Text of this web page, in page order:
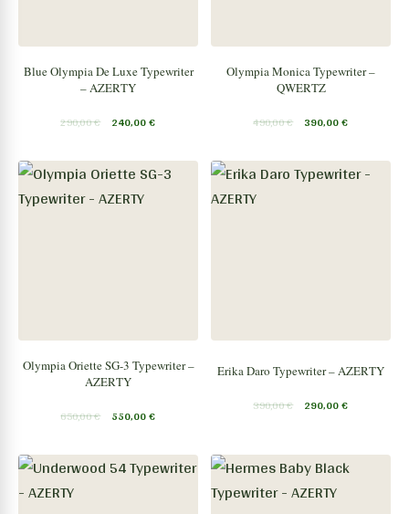
Blue Olympia De Luxe Typewriter
– AZERTY
290,00€ 240,00€
Olympia Monica Typewriter –
QWERTZ
490,00€ 390,00€
Olympia Oriette SG-3 Typewriter –
AZERTY
650,00€ 550,00€
Erika Daro Typewriter – AZERTY
390,00€ 290,00€